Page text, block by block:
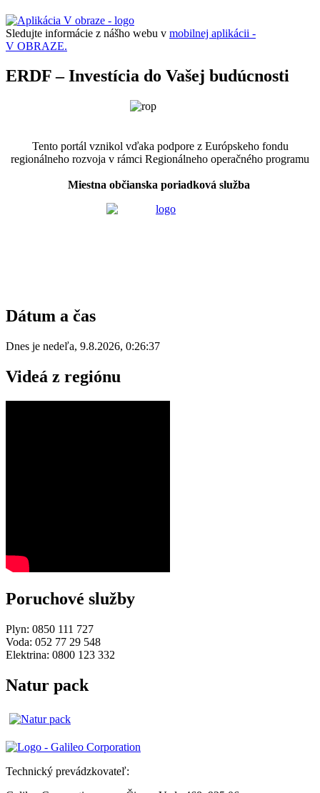
Sledujte informácie z nášho webu v mobilnej aplikácii -
V OBRAZE.
ERDF – Investícia do Vašej budúcnosti
Tento portál vznikol vďaka podpore z Európskeho fondu
regionálneho rozvoja v rámci Regionálneho operačného programu
Miestna občianska poriadková služba
Dátum a čas
Dnes je nedeľa, 9.8.2026, 0:26:37
Videá z regiónu
Poruchové služby
Plyn: 0850 111 727
Voda: 052 77 29 548
Elektrina: 0800 123 332
Natur pack
Technický prevádzkovateľ: